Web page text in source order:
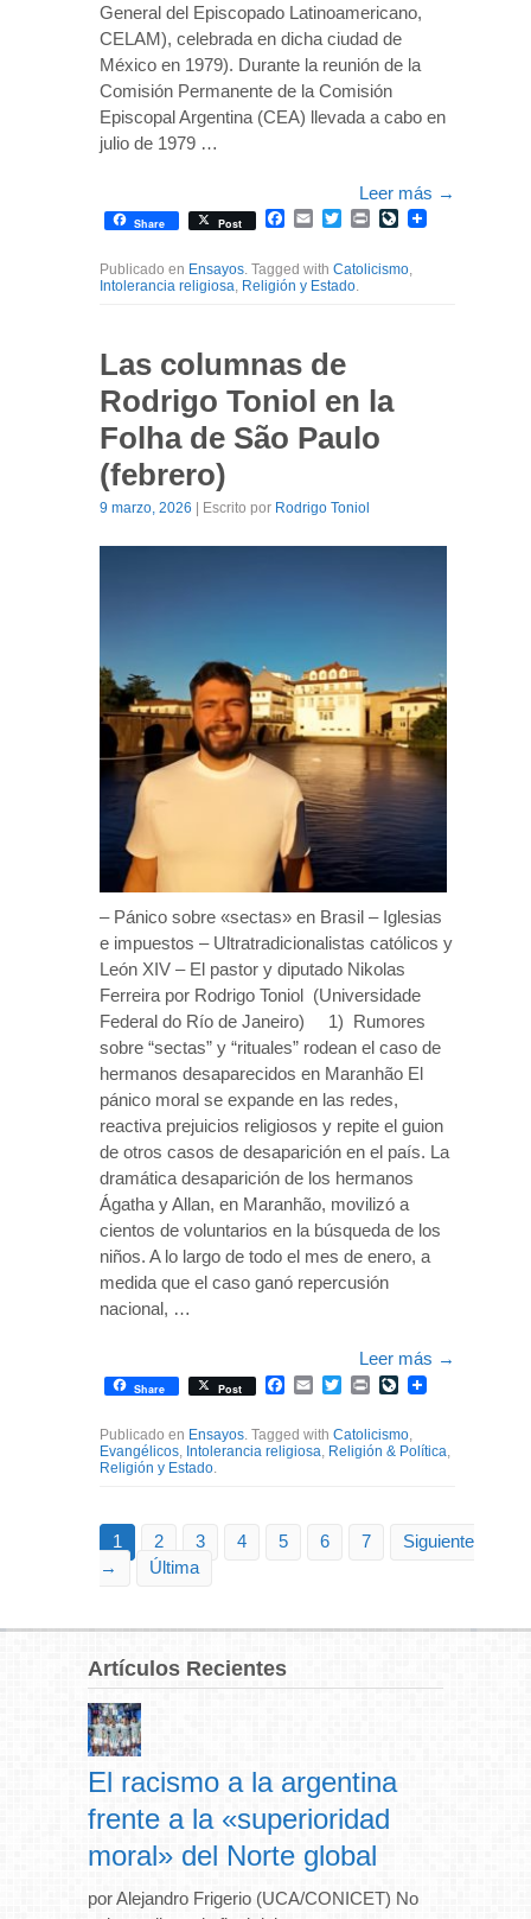
General del Episcopado Latinoamericano,
CELAM), celebrada en dicha ciudad de
México en 1979). Durante la reunión de la
Comisión Permanente de la Comisión
Episcopal Argentina (CEA) llevada a cabo en
julio de 1979 …
Leer más →
Share Post Facebook
EmailTwitterPrintLiveJournal
Publicado en Ensayos. Tagged with Catolicismo,
Intolerancia religiosa, Religión y Estado.
Las columnas de
Rodrigo Toniol en la
Folha de São Paulo
(febrero)
9 marzo, 2026 | Escrito por Rodrigo Toniol
– Pánico sobre «sectas» en Brasil – Iglesias
e impuestos – Ultratradicionalistas católicos y
León XIV – El pastor y diputado Nikolas
Ferreira por Rodrigo Toniol (Universidade
Federal do Río de Janeiro) 1) Rumores
sobre “sectas” y “rituales” rodean el caso de
hermanos desaparecidos en Maranhão El
pánico moral se expande en las redes,
reactiva prejuicios religiosos y repite el guion
de otros casos de desaparición en el país. La
dramática desaparición de los hermanos
Ágatha y Allan, en Maranhão, movilizó a
cientos de voluntarios en la búsqueda de los
niños. A lo largo de todo el mes de enero, a
medida que el caso ganó repercusión
nacional, …
Leer más →
Share Post Facebook
EmailTwitterPrintLiveJournal
Publicado en Ensayos. Tagged with Catolicismo,
Evangélicos, Intolerancia religiosa, Religión & Política,
Religión y Estado.
1 2 3 4 5 6 7
Siguiente
→
Última
Artículos Recientes
El racismo a la argentina
frente a la «superioridad
moral» del Norte global
por Alejandro Frigerio (UCA/CONICET) No